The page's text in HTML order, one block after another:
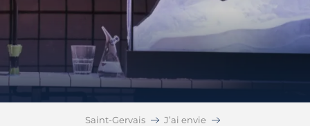
Saint-Gervais
J’ai envie